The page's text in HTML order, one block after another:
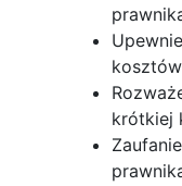
krótkiej